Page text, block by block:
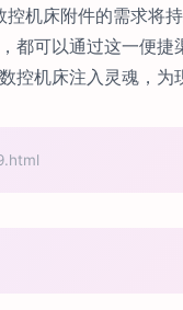
控机床附件的需求
都可以通过这一便
机床注入灵魂，为